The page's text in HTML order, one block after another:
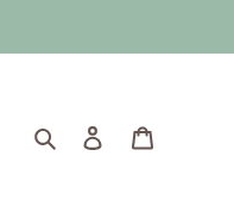
RechercherSe connecter